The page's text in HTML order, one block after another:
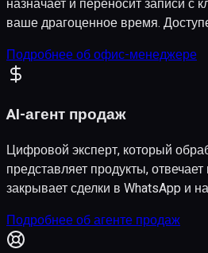
ваше драгоценное время.
Подробнее об офис-менеджере
AI-агент продаж
Цифровой эксперт, который
представляет продукты,
закрывает сделки в WhatsApp и
Подробнее об агенте продаж